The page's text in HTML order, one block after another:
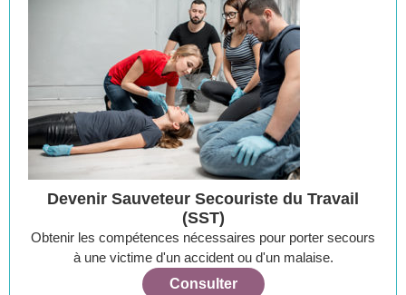
Devenir Sauveteur Secouriste du Travail
(SST)
Obtenir les compétences nécessaires pour porter secours
à une victime d'un accident ou d'un malaise.
Consulter